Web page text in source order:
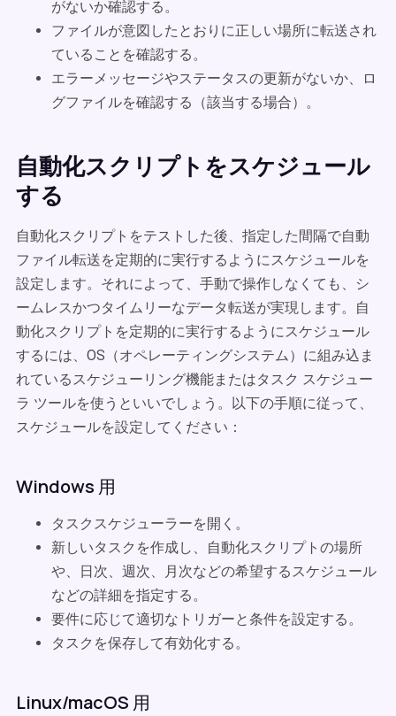
がないか確認する。
ファイルが意図したとおりに正しい場所に転送され
ていることを確認する。
エラーメッセージやステータスの更新がないか、ロ
グファイルを確認する（該当する場合）。
自動化スクリプトをスケジュール
する
自動化スクリプトをテストした後、指定した間隔で自動
ファイル転送を定期的に実行するようにスケジュールを
設定します。それによって、手動で操作しなくても、シ
ームレスかつタイムリーなデータ転送が実現します。自
動化スクリプトを定期的に実行するようにスケジュール
するには、OS（オペレーティングシステム）に組み込ま
れているスケジューリング機能またはタスク スケジュー
ラ ツールを使うといいでしょう。以下の手順に従って、
スケジュールを設定してください：
Windows 用
タスクスケジューラーを開く。
新しいタスクを作成し、自動化スクリプトの場所
や、日次、週次、月次などの希望するスケジュール
などの詳細を指定する。
要件に応じて適切なトリガーと条件を設定する。
タスクを保存して有効化する。
Linux/macOS 用